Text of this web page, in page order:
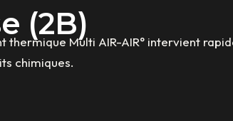
(2B)
Multi AIR-AIR° intervient
chimiques.